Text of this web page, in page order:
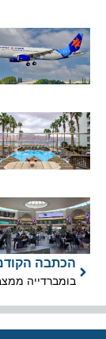
הכתבה הקודמת